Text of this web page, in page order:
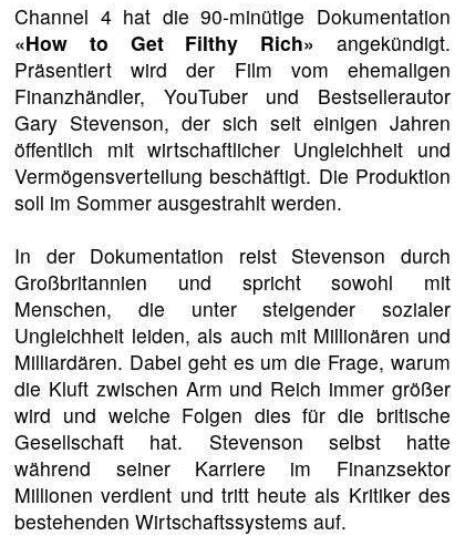
Channel 4 hat die 90-minütige Dokumentation
«How to Get Filthy Rich» angekündigt.
Präsentiert wird der Film vom ehemaligen
Finanzhändler, YouTuber und Bestsellerautor
Gary Stevenson, der sich seit einigen Jahren
öffentlich mit wirtschaftlicher Ungleichheit und
Vermögensverteilung beschäftigt. Die Produktion
soll im Sommer ausgestrahlt werden.
In der Dokumentation reist Stevenson durch
Großbritannien und spricht sowohl mit
Menschen, die unter steigender sozialer
Ungleichheit leiden, als auch mit Millionären und
Milliardären. Dabei geht es um die Frage, warum
die Kluft zwischen Arm und Reich immer größer
wird und welche Folgen dies für die britische
Gesellschaft hat. Stevenson selbst hatte
während seiner Karriere im Finanzsektor
Millionen verdient und tritt heute als Kritiker des
bestehenden Wirtschaftssystems auf.